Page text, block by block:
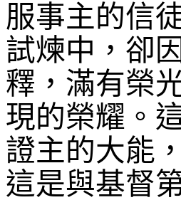
服事主的信
試煉中，卻
釋，滿有榮
現的榮耀。
證主的大能
這是與基督